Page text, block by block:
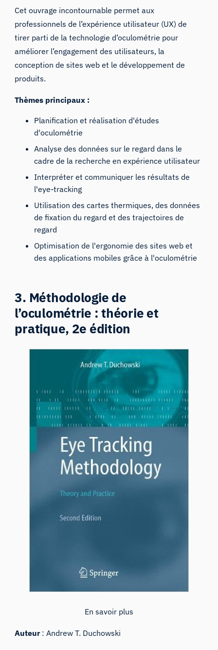
Cet ouvrage incontournable permet aux
professionnels de l’expérience utilisateur (UX) de
tirer parti de la technologie d’oculométrie pour
améliorer l’engagement des utilisateurs, la
conception de sites web et le développement de
produits.
Thèmes principaux :
Planification et réalisation d'études
d'oculométrie
Analyse des données sur le regard dans le
cadre de la recherche en expérience utilisateur
Interpréter et communiquer les résultats de
l'eye-tracking
Utilisation des cartes thermiques, des données
de fixation du regard et des trajectoires de
regard
Optimisation de l'ergonomie des sites web et
des applications mobiles grâce à l'oculométrie
3. Méthodologie de
l’oculométrie : théorie et
pratique, 2e édition
En savoir plus
Auteur: Andrew T. Duchowski